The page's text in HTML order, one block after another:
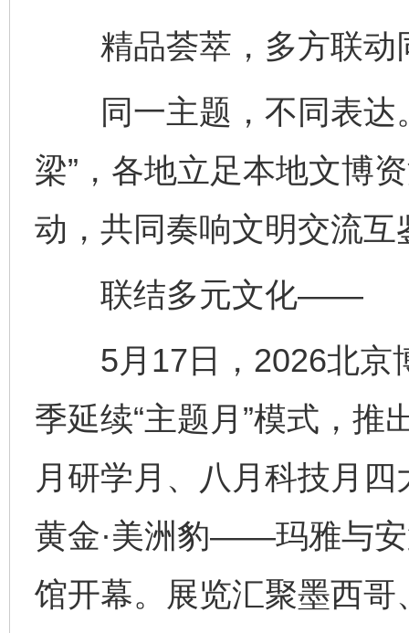
精品荟萃，多方联动
同一主题，不同表达
梁”，各地立足本地文博
动，共同奏响文明交流互
联结多元文化——
5月17日，2026北京
季延续“主题月”模式，
月研学月、八月科技月四
黄金·美洲豹——玛雅与安
馆开幕。展览汇聚墨西